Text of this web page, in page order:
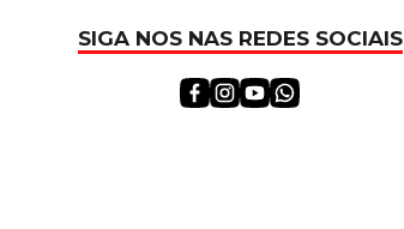
SIGA NOS NAS REDES SOCIAIS